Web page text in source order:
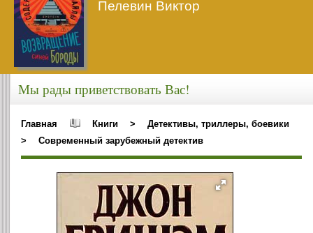
Пелевин Виктор
Мы рады приветствовать Вас!
Главная Книги >
Детективы, триллеры, боевики
>
Современный зарубежный детектив